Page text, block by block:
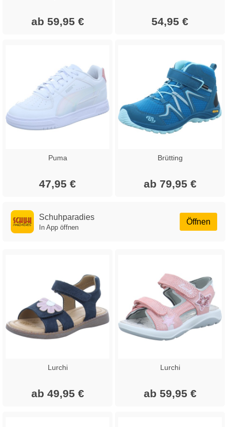
ab 59,95 € 54,95 €
Puma
47,95 €
Brütting
ab 79,95 €
Öffnen
Schuhparadies
In App öffnen
Lurchi
ab 49,95 €
Lurchi
ab 59,95 €